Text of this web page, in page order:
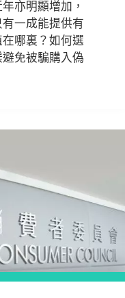
亦明顯增加，
一成能提供有
哪裏？如何選
免被騙購入偽